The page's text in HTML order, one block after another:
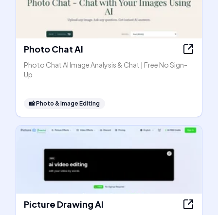
Photo Chat AI
Photo Chat AI Image Analysis & Chat | Free No Sign-
Up
📸Photo & Image Editing
Picture Drawing AI